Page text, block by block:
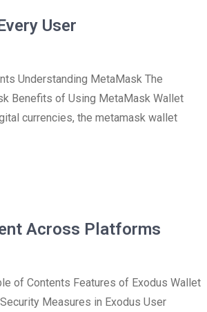
User
Understanding MetaMask The
Benefits of Using MetaMask Wallet
currencies, the metamask wallet
Across Platforms
of Contents Features of Exodus Wallet
Measures in Exodus User